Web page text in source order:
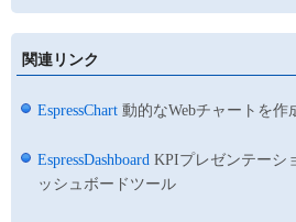
関連リンク
EspressChart 動的なWebチャートを作
EspressDashboard KPIプレゼンテーシ
ッシュボードツール